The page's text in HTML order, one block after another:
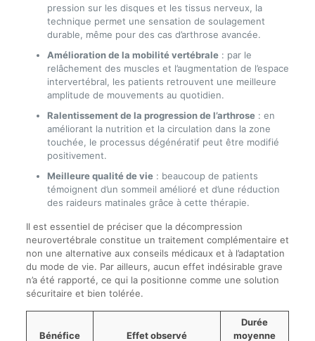
pression sur les disques et les tissus nerveux, la
technique permet une sensation de soulagement
durable, même pour des cas d’arthrose avancée.
Amélioration de la mobilité vertébrale: par le
relâchement des muscles et l’augmentation de l’espace
intervertébral, les patients retrouvent une meilleure
amplitude de mouvements au quotidien.
Ralentissement de la progression de l’arthrose: en
améliorant la nutrition et la circulation dans la zone
touchée, le processus dégénératif peut être modifié
positivement.
Meilleure qualité de vie: beaucoup de patients
témoignent d’un sommeil amélioré et d’une réduction
des raideurs matinales grâce à cette thérapie.
Il est essentiel de préciser que la décompression
neurovertébrale constitue un traitement complémentaire et
non une alternative aux conseils médicaux et à l’adaptation
du mode de vie. Par ailleurs, aucun effet indésirable grave
n’a été rapporté, ce qui la positionne comme une solution
sécuritaire et bien tolérée.
Bénéfice Effet observé
Durée
moyenne